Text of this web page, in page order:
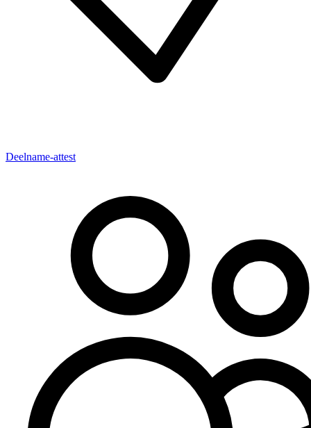
Deelname-attest